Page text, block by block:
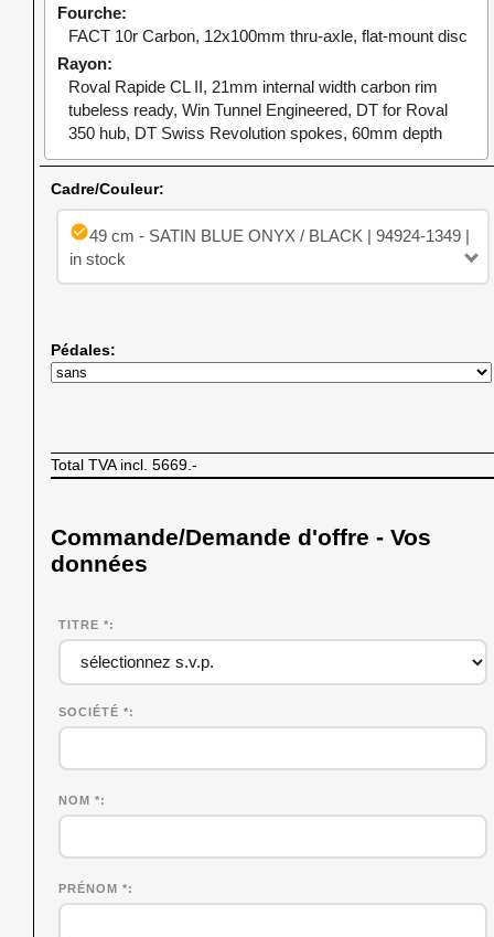
Fourche
FACT 10r Carbon, 12x100mm thru-axle, flat-mount disc
Rayon
Roval Rapide CL II, 21mm internal width carbon rim
tubeless ready, Win Tunnel Engineered, DT for Roval
350 hub, DT Swiss Revolution spokes, 60mm depth
Cadre/Couleur:
check_circle49 cm - SATIN BLUE ONYX / BLACK | 94924-1349 |
in stock
Pédales:
Total TVA incl. 5669.-
Commande/Demande d'offre - Vos
données
TITRE *
SOCIÉTÉ *
NOM *
PRÉNOM *